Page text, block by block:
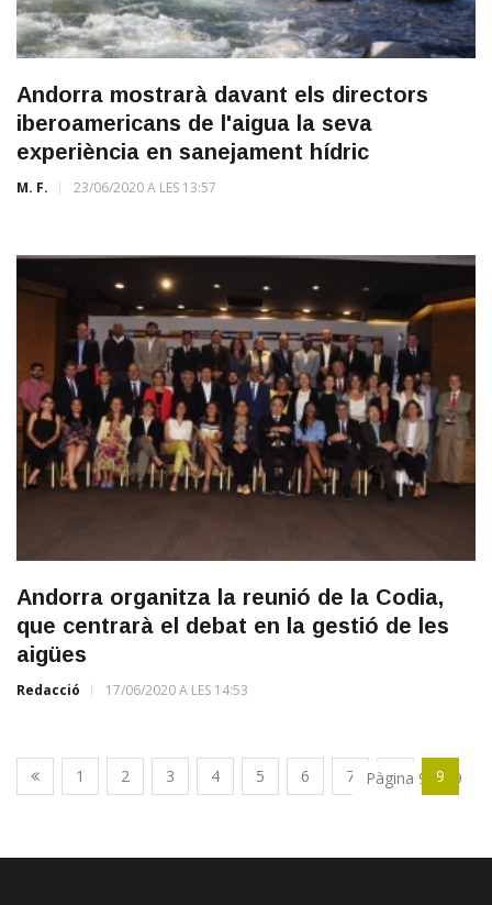
Andorra mostrarà davant els directors
iberoamericans de l'aigua la seva
experiència en sanejament hídric
M. F. 23/06/2020 A LES 13:57
Andorra organitza la reunió de la Codia,
que centrarà el debat en la gestió de les
aigües
Redacció 17/06/2020 A LES 14:53
1 2 3 4 5 6 7 8 9
Pàgina 9 de 9